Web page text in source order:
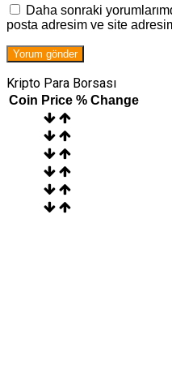
Daha sonraki
posta adresim ve site
Kripto Para Borsası
Coin Price % Change